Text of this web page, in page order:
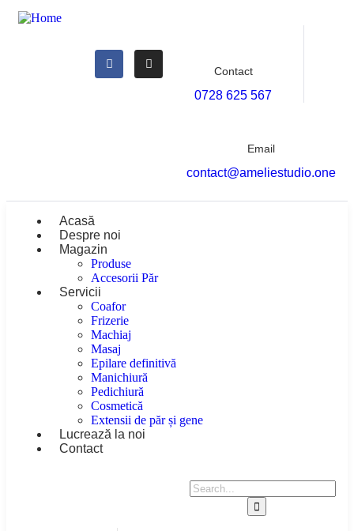
Contact
0728 625 567
Email
contact@ameliestudio.one
Acasă
Despre noi
Magazin
Produse
Accesorii Păr
Servicii
Coafor
Frizerie
Machiaj
Masaj
Epilare definitivă
Manichiură
Pedichiură
Cosmetică
Extensii de păr și gene
Lucrează la noi
Contact